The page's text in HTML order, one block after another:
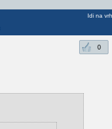
Idi na vrh
0